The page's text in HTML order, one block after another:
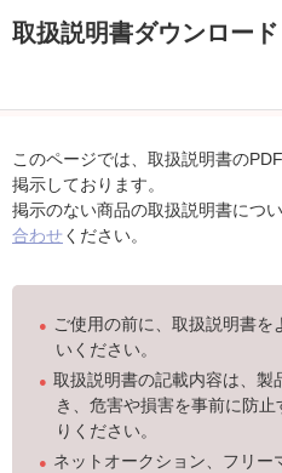
取扱説明書ダウンロード
このページでは、取扱説明書の
掲示しております。
掲示のない商品の取扱説明書につ
合わせください。
ご使用の前に、取扱説明書
いください。
取扱説明書の記載内容は、製
き、危害や損害を事前に防
りください。
ネットオークション、フリー